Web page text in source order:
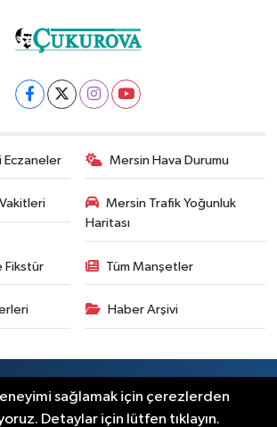
Mersin Hava Durumu
Mersin Trafik Yoğunluk
Haritası
Fikstür Tüm Manşetler
Haber Arşivi
sağlamak için çerezlerden
Detaylar için lütfen tıklayın.